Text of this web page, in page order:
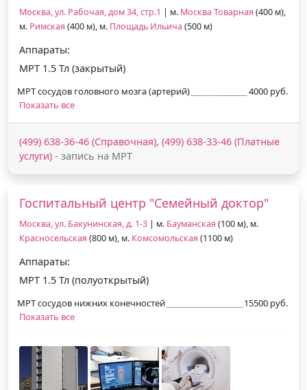
Москва, ул. Рабочая, дом 34, стр.1 | м. Москва Товарная (400 м),
м. Римская (400 м), м. Площадь Ильича (500 м)
Аппараты:
МРТ 1.5 Тл (закрытый)
МРТ сосудов головного мозга (артерий)
4000 руб.
Показать все
(499) 638-36-46 (Справочная), (499) 638-33-46 (Платные
услуги) - запись на МРТ
Госпитальный центр "Семейный доктор"
Москва, ул. Бакунинская, д. 1-3 | м. Бауманская (100 м), м.
Красносельская (800 м), м. Комсомольская (1100 м)
Аппараты:
МРТ 1.5 Тл (полуоткрытый)
МРТ сосудов нижних конечностей
15500 руб.
Показать все